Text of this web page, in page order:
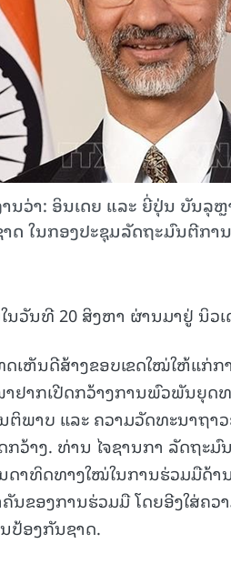
ນວ່າ: ອິນເດຍ ແລະ ຍີ່ປຸ່ນ ບັນ
ໃນກອງປະຊຸມລັດຖະມົນຕີກາ
ນວັນທີ 20 ສິງຫາ ຜ່ານມາຢູ່ ນິວ
ດເຫັນດີສ້າງຂອບເຂດໃໝ່ໃຫ້ແ
ຢາກເປີດກວ້າງການພົວພັນຍຸດ
ຕິພາບ ແລະ ຄວາມວັດທະນາຖ
ກວ້າງ. ທ່ານ ໄຈຊານກາ ລັດຖະ
າທິດທາງໃໝ່ໃນການຮ່ວມມືດ້ານ
ຂອງການຮ່ວມມື ໂດຍອີງໃສ່ຄວາ
ປ້ອງກັນຊາດ.